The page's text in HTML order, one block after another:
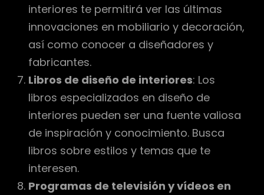
interiores te permitirá ver las últimas
innovaciones en mobiliario y decoración,
así como conocer a diseñadores y
fabricantes.
Libros de diseño de interiores: Los
libros especializados en diseño de
interiores pueden ser una fuente valiosa
de inspiración y conocimiento. Busca
libros sobre estilos y temas que te
interesen.
Programas de televisión y vídeos en